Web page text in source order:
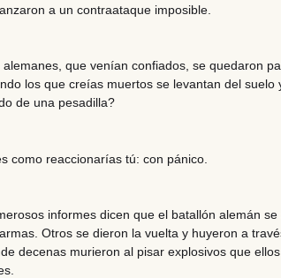
a un contraataque imposible.
alemanes, que venían confiados, se quedaron
los que creías muertos se levantan del suelo
de una pesadilla?
como reaccionarías tú: con pánico.
informes dicen que el batallón alemán
Otros se dieron la vuelta y huyeron a
decenas murieron al pisar explosivos que